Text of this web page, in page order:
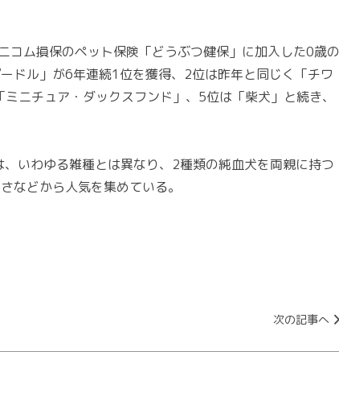
ム損保のペット保険「どうぶつ健保」に加入した0歳の
ドル」が6年連続1位を獲得、2位は昨年と同じく「チワ
ニチュア・ダックスフンド」、5位は「柴犬」と続き、
いわゆる雑種とは異なり、2種類の純血犬を両親に持つ
などから人気を集めている。
次の記事へ